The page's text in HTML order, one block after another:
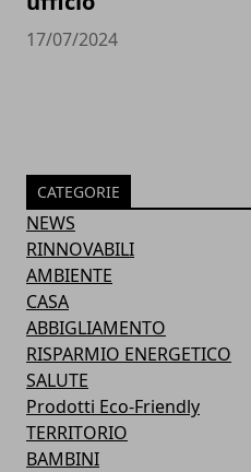
17/07/2024
CATEGORIE
NEWS
RINNOVABILI
AMBIENTE
CASA
ABBIGLIAMENTO
RISPARMIO ENERGETICO
SALUTE
Prodotti Eco-Friendly
TERRITORIO
BAMBINI